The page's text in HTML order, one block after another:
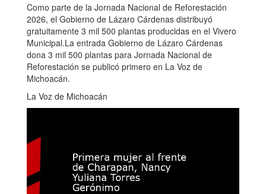
Como parte de la Jornada Nacional de Reforestación
2026, el Gobierno de Lázaro Cárdenas distribuyó
gratuitamente 3 mil 500 plantas producidas en el Vivero
Municipal.La entrada Gobierno de Lázaro Cárdenas
dona 3 mil 500 plantas para Jornada Nacional de
Reforestación se publicó primero en La Voz de
Michoacán.
La Voz de Michoacán